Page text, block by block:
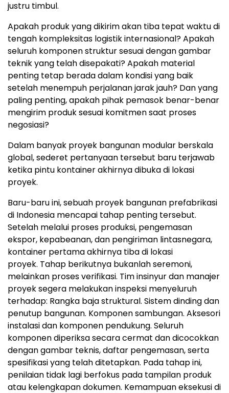
justru timbul.
Apakah produk yang dikirim akan tiba tepat waktu di
tengah kompleksitas logistik internasional?Apakah
seluruh komponen struktur sesuai dengan gambar
teknik yang telah disepakati?Apakah material
penting tetap berada dalam kondisi yang baik
setelah menempuh perjalanan jarak jauh? Danyang
paling penting, apakah pihak pemasok benar-benar
mengirim produk sesuai komitmen saat proses
negosiasi?
Dalam banyak proyek bangunan modular berskala
global, sederet pertanyaan tersebut baru terjawab
ketika pintu kontainer akhirnya dibuka di lokasi
proyek.
Baru-baru ini, sebuah proyek bangunan prefabrikasi
di Indonesia mencapai tahap penting tersebut.
Setelah melalui proses produksi, pengemasan
ekspor, kepabeanan, dan pengiriman lintasnegara,
kontainer pertama akhirnya tiba di lokasi
proyek. Tahap berikutnya bukanlah seremoni,
melainkan proses verifikasi. Tim insinyur dan manajer
proyek segera melakukan inspeksi menyeluruh
terhadap: Rangka baja struktural. Sistem dinding dan
penutup bangunan. Komponen sambungan. Aksesori
instalasi dan komponen pendukung. Seluruh
komponen diperiksa secara cermat dan dicocokkan
dengan gambar teknis, daftar pengemasan, serta
spesifikasi yang telah ditetapkan. Pada tahap ini,
penilaian tidak lagi berfokus pada tampilan produk
atau kelengkapan dokumen. Kemampuan eksekusi di